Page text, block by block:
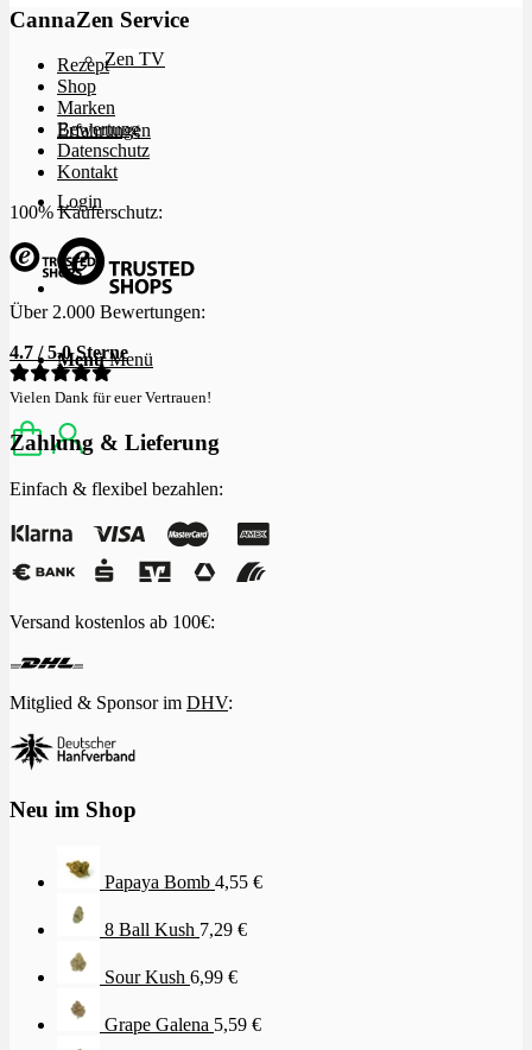
Zen TV
Erfahrungen
Login
Menü Menü
CannaZen Service
Rezept
Shop
Marken
Bewertung
Datenschutz
Kontakt
100% Käuferschutz:
Über 2.000 Bewertungen:
4.7 / 5.0 Sterne
Vielen Dank für euer Vertrauen!
Zahlung & Lieferung
Einfach & flexibel bezahlen:
Versand kostenlos ab 100€:
Mitglied & Sponsor im DHV:
Neu im Shop
Papaya Bomb 4,55 €
8 Ball Kush 7,29 €
Sour Kush 6,99 €
Grape Galena 5,59 €